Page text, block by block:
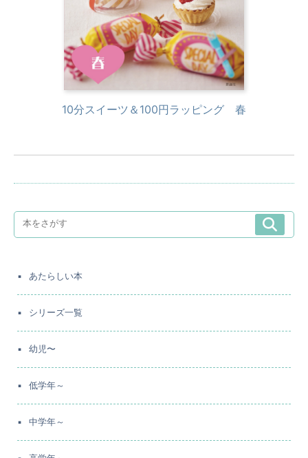
10分スイーツ＆100円ラッピング 春
あたらしい本
シリーズ一覧
幼児〜
低学年～
中学年～